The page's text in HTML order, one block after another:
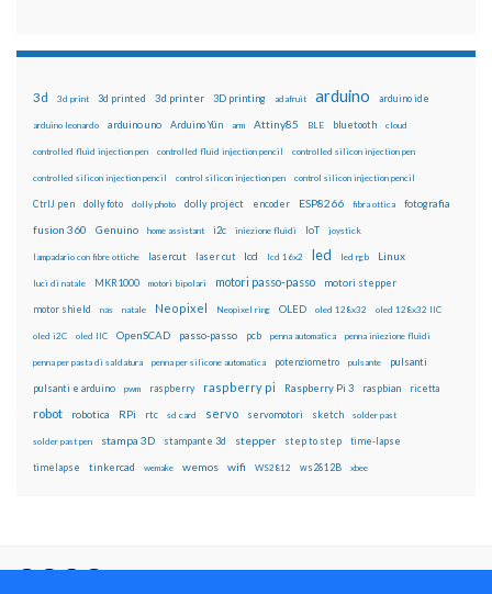
3d 3d print 3d printed 3d printer 3D printing adafruit arduino arduino ide
arduino leonardo arduino uno Arduino Yún arm Attiny85 BLE bluetooth cloud
controlled fluid injection pen controlled fluid injection pencil controlled silicon injection pen
controlled silicon injection pencil control silicon injection pen control silicon injection pencil
CtrlJ pen dolly foto dolly photo dolly project encoder ESP8266 fibra ottica fotografia
fusion 360 Genuino home assistant i2c iniezione fluidi IoT joystick
lampadario con fibre ottiche lasercut laser cut lcd lcd 16x2 led led rgb Linux
luci di natale MKR1000 motori bipolari motori passo-passo motori stepper
motor shield nas natale Neopixel Neopixel ring OLED oled 128x32 oled 128x32 IIC
oled i2C oled IIC OpenSCAD passo-passo pcb penna automatica penna iniezione fluidi
penna per pasta di saldatura penna per silicone automatica potenziometro pulsante pulsanti
pulsanti e arduino pwm raspberry raspberry pi Raspberry Pi 3 raspbian ricetta
robot robotica RPi rtc sd card servo servomotori sketch solder past
solder past pen stampa 3D stampante 3d stepper step to step time-lapse
timelapse tinkercad wemake wemos wifi WS2812 ws2812B xbee